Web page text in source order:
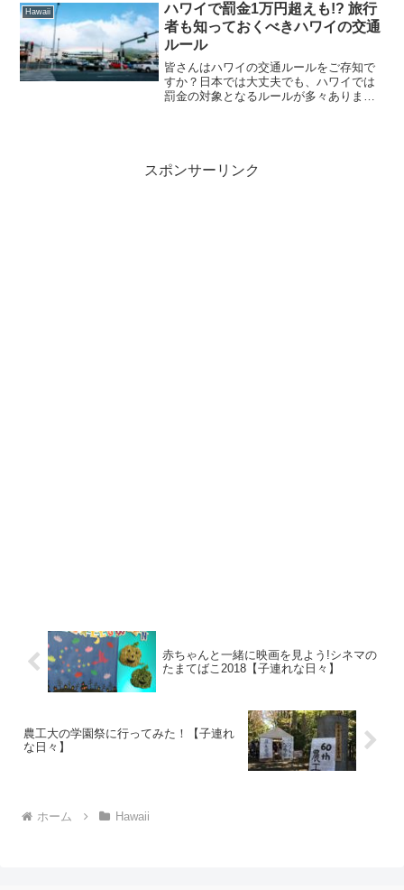
ね。でも、予約して...
Hawaii
ハワイで罰金1万円超えも!? 旅行
者も知っておくべきハワイの交通
ルール
皆さんはハワイの交通ルールをご存知で
すか？日本では大丈夫でも、ハワイでは
罰金の対象となるルールが多々ありま
い交通ルールについてです。
スポンサーリンク
赤ちゃんと一緒に映画を見よう!シネマの
たまてばこ2018【子連れな日々】
農工大の学園祭に行ってみた！【子連れ
な日々】
ホーム Hawaii